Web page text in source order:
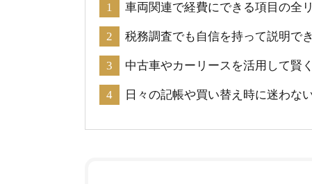
車両関連で経費にできる項目の全
税務調査でも自信を持って説明で
中古車やカーリースを活用して賢
日々の記帳や買い替え時に迷わな